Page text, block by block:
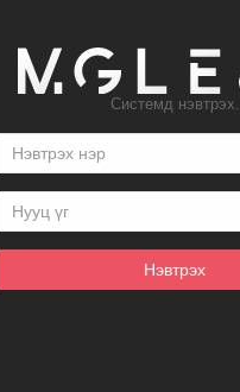
Системд нэвтрэх.
Нэвтрэх